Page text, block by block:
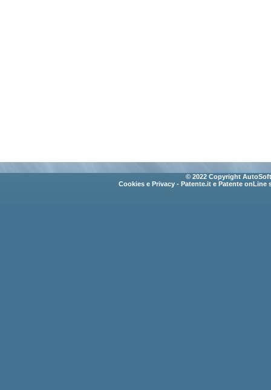
© 2022 Copyright
Cookies e Privacy - Patente.it e Patente onLine